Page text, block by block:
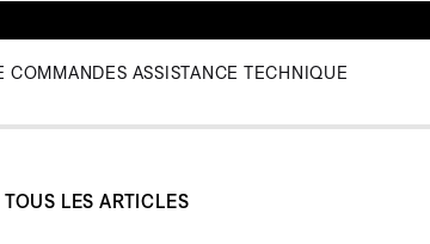
COMMANDES ASSISTANCE TECHNIQUE
LES ARTICLES